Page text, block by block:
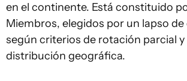
en el continente. Está constituido
Miembros, elegidos por un lapso de
según criterios de rotación parcial
distribución geográfica.